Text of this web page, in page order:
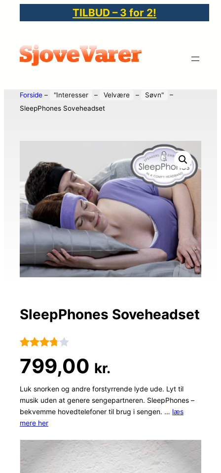
TILBUD – 3 for 2!
Forside – "Interesser – Velvære – Søvn"
–
SleepPhones Soveheadset
SleepPhones Soveheadset
som
3.7 ud
af 5
baseret
dømmel
799,00 kr.
Luk snorken og andre forstyrrende lyde ude. Lyt til
musik uden at genere sengepartneren. SleepPhones –
bekvemme hovedtelefoner til brug i sengen. … læs
mere her